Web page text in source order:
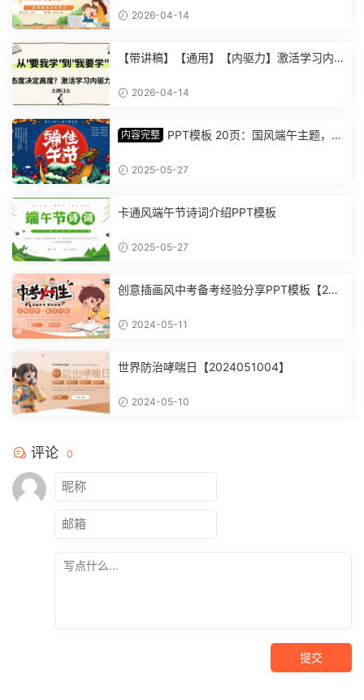
2026-04-14
【带讲稿】【通用】【内驱力】激活学习内
2026-04-14
内容完整
PPT模板 20页：国风端午主题，丰
278】2025-05-27
卡通风端午节诗词介绍PPT模板
2025-05-27
创意插画风中考备考经验分享PPT模板【202
2024-05-11
世界防治哮喘日【2024051004】
2024-05-10
评论 0
提交